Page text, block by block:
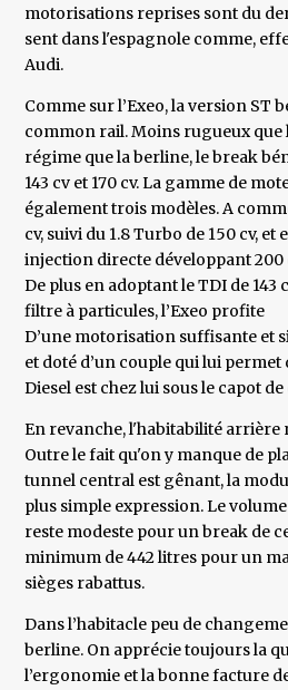
motorisations reprises sont du
sent dans l'espagnole comme,
Audi.
Comme sur l’Exeo, la version ST
common rail. Moins rugueux que
régime que la berline, le break
143 cv et 170 cv. La gamme de
également trois modèles. A
cv, suivi du 1.8 Turbo de 150 cv, et
injection directe développant 200
De plus en adoptant le TDI de
filtre à particules, l’Exeo profite
D’une motorisation suffisante et
et doté d’un couple qui lui
Diesel est chez lui sous le capot de
En revanche, l'habitabilité arrière
Outre le fait qu'on y manque de
tunnel central est gênant, la
plus simple expression. Le
reste modeste pour un break de
minimum de 442 litres pour un
sièges rabattus.
Dans l’habitacle peu de
berline. On apprécie toujours la
l’ergonomie et la bonne facture